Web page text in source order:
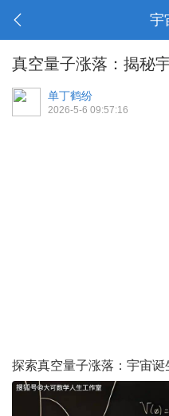
宇
真空量子涨落：揭秘
单丁鹤纷
2026-5-6 09:57:16
探索真空量子涨落： 宇宙诞